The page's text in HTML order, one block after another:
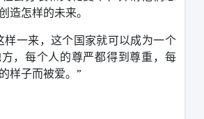
造怎样的未来。
样一来，这个国家就可以成为一个
，每个人的尊严都得到尊重，每
样子而被爱。 ”